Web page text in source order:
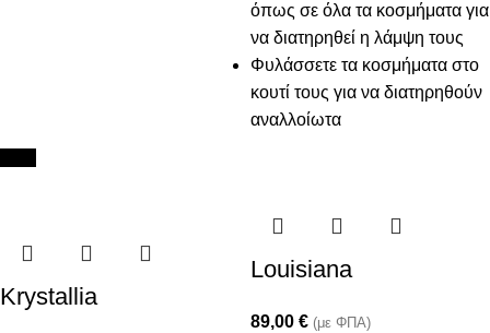
όπως σε όλα τα κοσμήματα για
να διατηρηθεί η λάμψη τους
Φυλάσσετε τα κοσμήματα στο
κουτί τους για να διατηρηθούν
αναλλοίωτα
Krystallia
Louisiana
89,00 € (με ΦΠΑ)